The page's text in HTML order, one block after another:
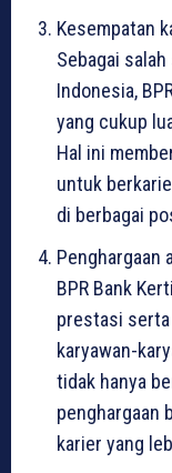
Kesempatan
Sebagai
Indonesia,
yang cukup
Hal ini
untuk
di berbagai
Penghargaan
BPR Bank
prestasi
karyawan-
tidak hanya
penghargaan
karier yang